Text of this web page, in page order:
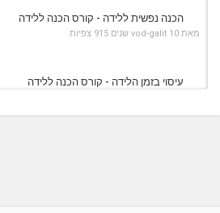
הכנה נפשית ללידה - קורס הכנה ללידה
מאת vod-galit 10 שנים 915 צפיות
עיסוי בזמן הלידה - קורס הכנה ללידה